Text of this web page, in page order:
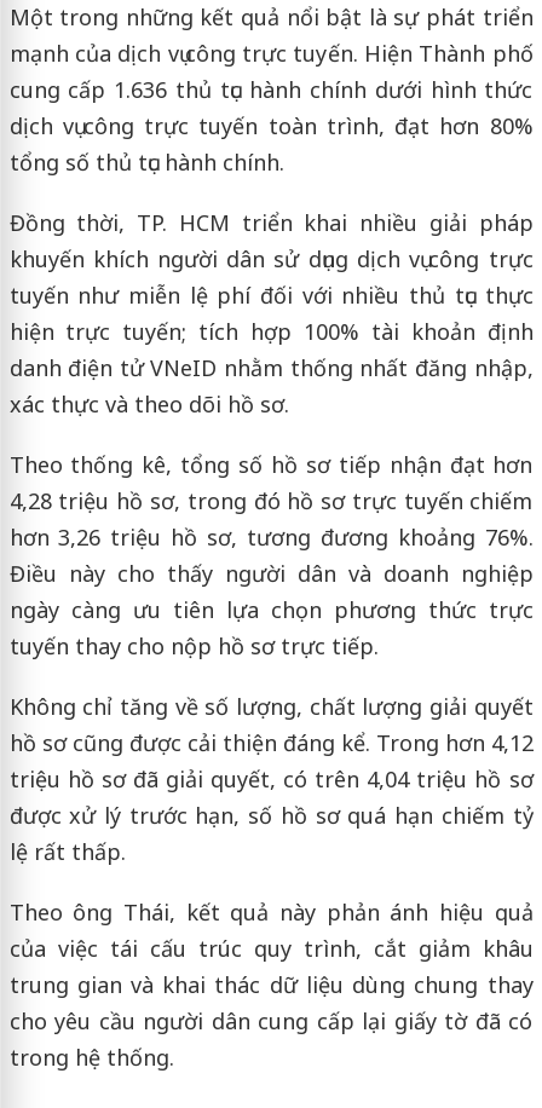
Một trong những kết quả nổi bật là sự phát triển
mạnh của dịch vụ công trực tuyến. Hiện Thành phố
cung cấp 1.636 thủ tục hành chính dưới hình thức
dịch vụ công trực tuyến toàn trình, đạt hơn 80%
tổng số thủ tục hành chính.
Đồng thời, TP. HCM triển khai nhiều giải pháp
khuyến khích người dân sử dụng dịch vụ công trực
tuyến như miễn lệ phí đối với nhiều thủ tục thực
hiện trực tuyến; tích hợp 100% tài khoản định
danh điện tử VNeID nhằm thống nhất đăng nhập,
xác thực và theo dõi hồ sơ.
Theo thống kê, tổng số hồ sơ tiếp nhận đạt hơn
4,28 triệu hồ sơ, trong đó hồ sơ trực tuyến chiếm
hơn 3,26 triệu hồ sơ, tương đương khoảng 76%.
Điều này cho thấy người dân và doanh nghiệp
ngày càng ưu tiên lựa chọn phương thức trực
tuyến thay cho nộp hồ sơ trực tiếp.
Không chỉ tăng về số lượng, chất lượng giải quyết
hồ sơ cũng được cải thiện đáng kể. Trong hơn 4,12
triệu hồ sơ đã giải quyết, có trên 4,04 triệu hồ sơ
được xử lý trước hạn, số hồ sơ quá hạn chiếm tỷ
lệ rất thấp.
Theo ông Thái, kết quả này phản ánh hiệu quả
của việc tái cấu trúc quy trình, cắt giảm khâu
trung gian và khai thác dữ liệu dùng chung thay
cho yêu cầu người dân cung cấp lại giấy tờ đã có
trong hệ thống.